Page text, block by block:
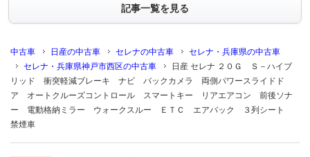
記事一覧を見る
中古車 日産の中古車 セレナの中古車
セレナ・兵庫県の中古車
セレナ・兵庫県神戸市西区の中古車
日産 セレナ ２０Ｇ Ｓ－ハイブ
リッド 衝突軽減ブレーキ ナビ バックカメラ 両側パワースライドド
ア オートクルーズコントロール スマートキー リアエアコン 前後ソナ
ー 電動格納ミラー ウォークスルー ＥＴＣ エアバック ３列シート
禁煙車